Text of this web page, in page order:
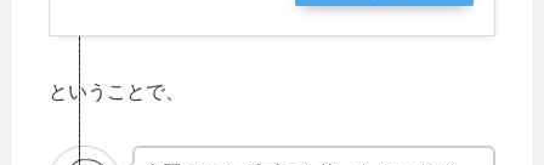
ということで、